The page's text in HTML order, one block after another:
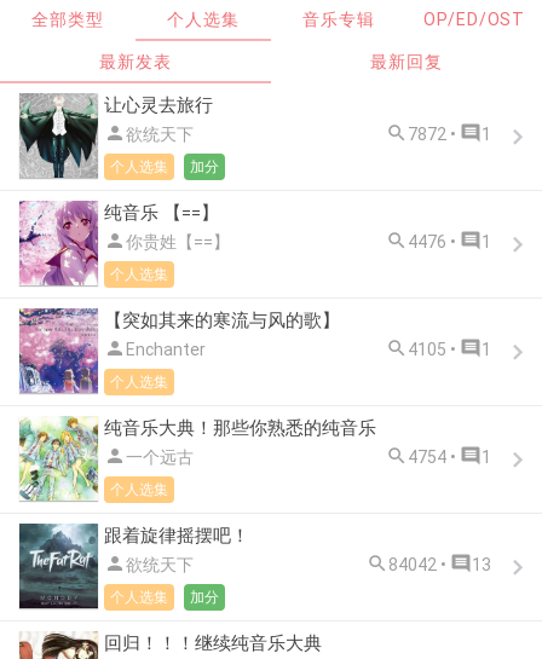
全部类型
个人选集 音乐专辑
OP/ED/OST
最新发表
最新回复
让心灵去旅行
欲统天下  7872 •  1
个人选集 加分
纯音乐 【==】
你贵姓【==】  4476 •  1
个人选集
【突如其来的寒流与风的歌】
 Enchanter  4105 •  1
个人选集
纯音乐大典！那些你熟悉的纯音乐
一个远古  4754 •  1
个人选集
跟着旋律摇摆吧！
欲统天下  84042 •  13
个人选集 加分
回归！！！继续纯音乐大典